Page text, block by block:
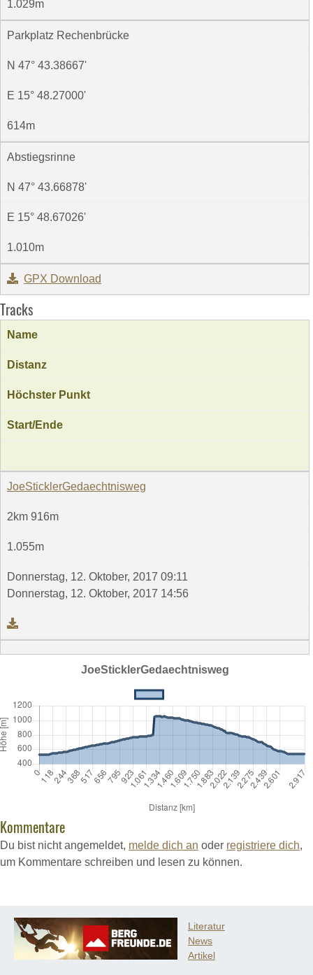
1.029m
Parkplatz Rechenbrücke
N 47° 43.38667'
E 15° 48.27000'
614m
Abstiegsrinne
N 47° 43.66878'
E 15° 48.67026'
1.010m
GPX Download
Tracks
Name
Distanz
Höchster Punkt
Start/Ende
JoeSticklerGedaechtnisweg
2km 916m
1.055m
Donnerstag, 12. Oktober, 2017 09:11
Donnerstag, 12. Oktober, 2017 14:56
Kommentare
Du bist nicht angemeldet, melde dich an oder registriere dich,
um Kommentare schreiben und lesen zu können.
Literatur
News
Artikel